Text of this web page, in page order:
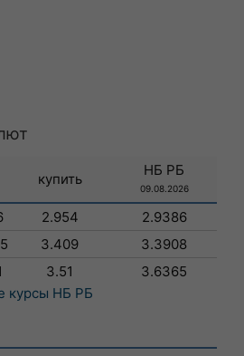
купить
НБ РБ
09.08.2026
2.954
2.9386
3.409
3.3908
3.51
3.6365
курсы НБ РБ